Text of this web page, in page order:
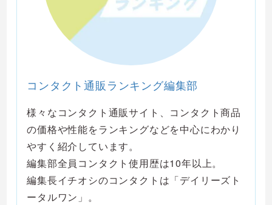
コンタクト通販ランキング編集部
様々なコンタクト通販サイト、コンタクト商品
の価格や性能をランキングなどを中心にわかり
やすく紹介しています。
編集部全員コンタクト使用歴は10年以上。
編集長イチオシのコンタクトは「デイリーズト
ータルワン」。